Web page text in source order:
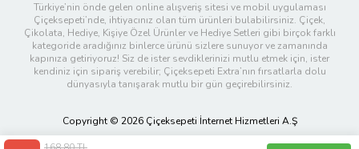
Türkiye’nin önde gelen online alışveriş sitesi ve mobil uygulaması
Çiçeksepeti’nde, ihtiyacınız olan tüm ürünleri bulabilirsiniz. Çiçek,
Çikolata, Hediye, Kişiye Özel Ürünler ve Hediye Setleri gibi birçok farklı
kategoride aradığınız binlerce ürünü sizlere sunuyor ve zamanında
kapınıza getiriyoruz! Siz de ister sevdiklerinizi mutlu etmek için, ister
kendiniz için sipariş verebilir; Çiçeksepeti Extra’nın fırsatlarla dolu
dünyasıyla tanışarak mutlu bir gün geçirebilirsiniz.
Copyright © 2026 Çiçeksepeti İnternet Hizmetleri A.Ş